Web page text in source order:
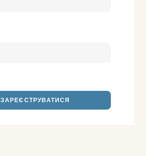
ЗАРЕЄСТРУВАТИСЯ